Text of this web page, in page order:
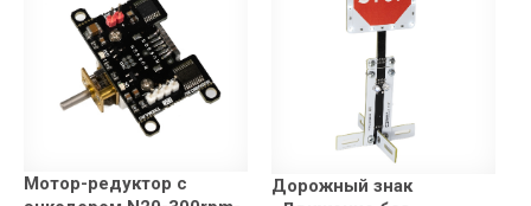
Мотор-редуктор с
Дорожный знак